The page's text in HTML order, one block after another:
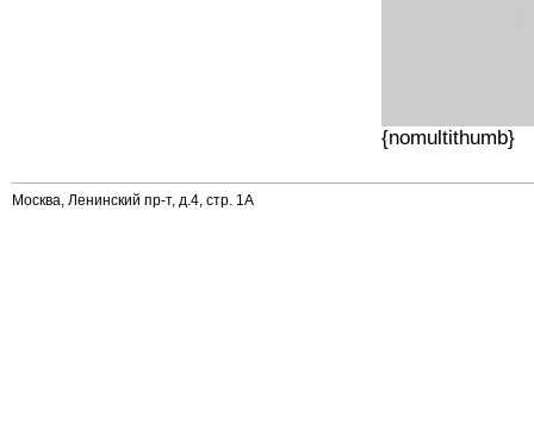
{nomultithumb}
Москва, Ленинский пр-т, д.4, стр. 1А